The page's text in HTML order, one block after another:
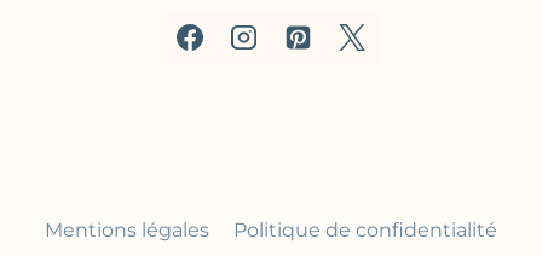
Mentions légales Politique de confidentialité